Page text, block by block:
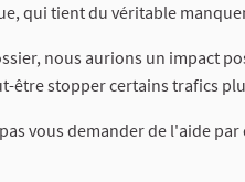
qui tient du véritable
nous aurions un impact
être stopper certains trafics
vous demander de l'aide par